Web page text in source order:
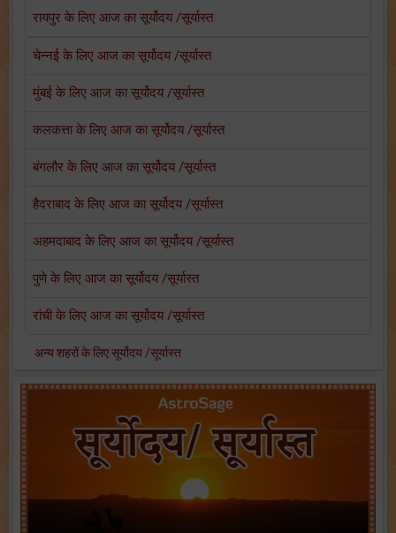
रायपुर के लिए आज का सूर्योदय /सूर्यास्त
चेन्नई के लिए आज का सूर्योदय /सूर्यास्त
मुंबई के लिए आज का सूर्योदय /सूर्यास्त
कलकत्ता के लिए आज का सूर्योदय /सूर्यास्त
बंगलौर के लिए आज का सूर्योदय /सूर्यास्त
हैदराबाद के लिए आज का सूर्योदय /सूर्यास्त
अहमदाबाद के लिए आज का सूर्योदय /सूर्यास्त
पुणे के लिए आज का सूर्योदय /सूर्यास्त
रांची के लिए आज का सूर्योदय /सूर्यास्त
अन्य शहरों के लिए सूर्योदय /सूर्यास्त